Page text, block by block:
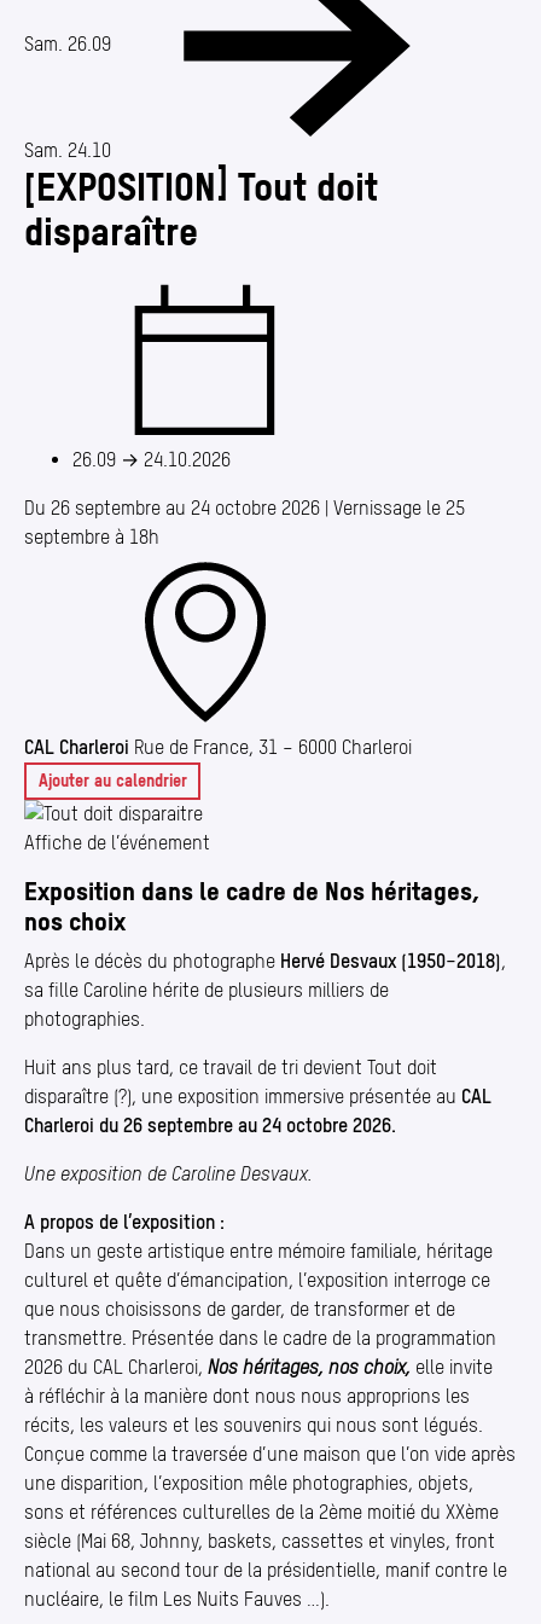
Media center
Sam. 26.09
Sam. 24.10
[EXPOSITION] Tout doit
disparaître
26.09 → 24.10.2026
Du 26 septembre au 24 octobre 2026 | Vernissage le 25
septembre à 18h
CAL Charleroi Rue de France, 31 – 6000 Charleroi
Ajouter au calendrier
Affiche de l’événement
Exposition dans le cadre de Nos héritages,
nos choix
Après le décès du photographe Hervé Desvaux (1950−2018),
sa fille Caroline hérite de plusieurs milliers de
photographies.
Huit ans plus tard, ce travail de tri devient Tout doit
disparaître (?), une exposition immersive présentée au CAL
Charleroi du 26 septembre au 24 octobre 2026.
Une exposition de Caroline Desvaux.
A propos de l’exposition :
Dans un geste artistique entre mémoire familiale, héritage
culturel et quête d’émancipation, l’exposition interroge ce
que nous choisissons de garder, de transformer et de
transmettre. Présentée dans le cadre de la programmation
2026 du CAL Charleroi, Nos héritages, nos choix, elle invite
à réfléchir à la manière dont nous nous approprions les
récits, les valeurs et les souvenirs qui nous sont légués.
Conçue comme la traversée d’une maison que l’on vide après
une disparition, l’exposition mêle photographies, objets,
sons et références culturelles de la 2ème moitié du XXème
siècle (Mai 68, Johnny, baskets, cassettes et vinyles, front
national au second tour de la présidentielle, manif contre le
nucléaire, le film Les Nuits Fauves …).